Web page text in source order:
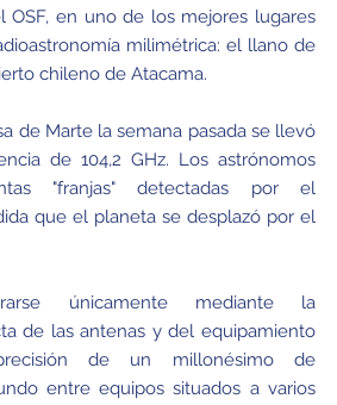
OSF, en uno de los mejores lugares
milimétrica: el llano de
chileno de Atacama.
de Marte la semana pasada se llevó
de 104,2 GHz. Los astrónomos
"franjas" detectadas por el
que el planeta se desplazó por el
únicamente mediante la
de las antenas y del equipamiento
de un millonésimo de
entre equipos situados a varios